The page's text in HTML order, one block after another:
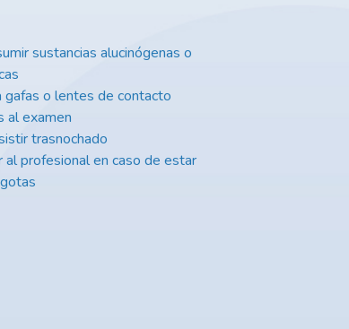
sustancias alucinógenas o
gafas o lentes de contacto
al examen
trasnochado
al profesional en caso de estar